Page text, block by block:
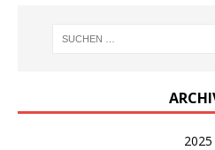
2025